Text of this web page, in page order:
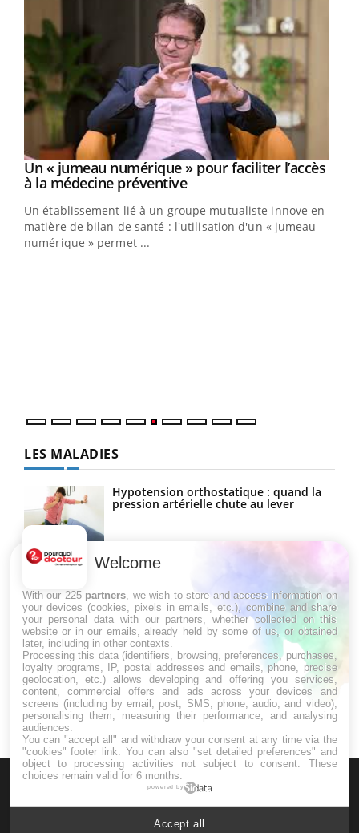
Youtube
Un « jumeau numérique » pour faciliter l’accès
à la médecine préventiveYoutube
Un établissement lié à un groupe mutualiste innove en
matière de bilan de santé : l'utilisation d'un « jumeau
numérique » permet ...
LES MALADIES
Hypotension orthostatique : quand la
pression artérielle chute au lever
Drépanocytose : une déformation des
Maladie de Charcot (Sclérose latérale
amyotrophique)
Welcome
With our 225 partners , we wish to store and access information on
your devices (cookies, pixels in emails, etc.), combine and share
your personal data with our partners, whether collected on this
website or in our emails, already held by some of us, or obtained
later, including in other contexts.
Processing this data (identifiers, browsing, preferences, purchases,
loyalty programs, IP, postal addresses and emails, phone, precise
geolocation, etc.) allows developing and offering you services,
content, commercial offers and ads across your devices and
screens (including by email, post, SMS, phone, audio, and video),
personalising them, measuring their performance, and analysing
audiences.
You can "accept all" and withdraw your consent at any time via the
"cookies" footer link . You can also "set detailed preferences" and
object to processing activities not subject to consent. These
choices remain valid for 6 months.
powered by
Accept all